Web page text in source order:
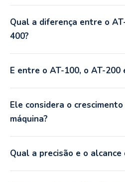
Qual a diferença entre o
400?
E entre o AT-100, o AT-200
Ele considera o
máquina?
Qual a precisão e o alcance